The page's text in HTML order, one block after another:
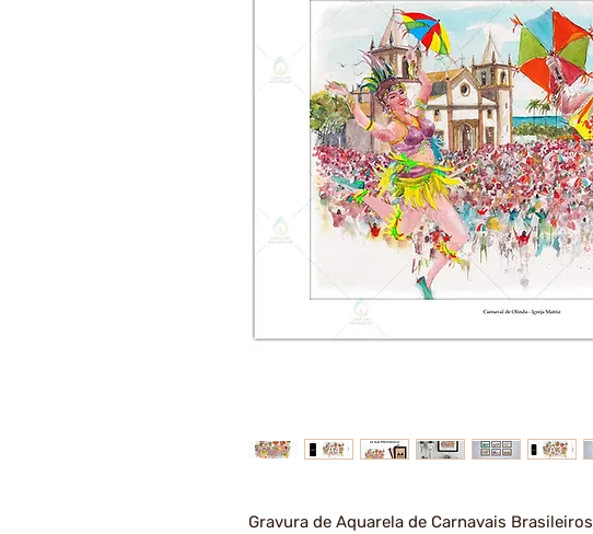
Gravura de Aquarela de Carnavais Brasileiros